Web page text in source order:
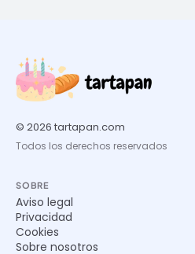
© 2026 tartapan.com
Todos los derechos reservados
SOBRE
Aviso legal
Privacidad
Cookies
Sobre nosotros